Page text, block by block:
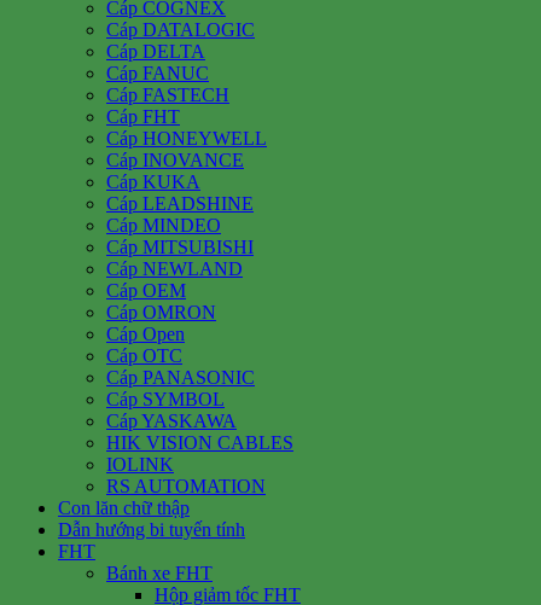
Cáp COGNEX
Cáp DATALOGIC
Cáp DELTA
Cáp FANUC
Cáp FASTECH
Cáp FHT
Cáp HONEYWELL
Cáp INOVANCE
Cáp KUKA
Cáp LEADSHINE
Cáp MINDEO
Cáp MITSUBISHI
Cáp NEWLAND
Cáp OEM
Cáp OMRON
Cáp Open
Cáp OTC
Cáp PANASONIC
Cáp SYMBOL
Cáp YASKAWA
HIK VISION CABLES
IOLINK
RS AUTOMATION
Con lăn chữ thập
Dẫn hướng bi tuyến tính
FHT
Bánh xe FHT
Hộp giảm tốc FHT